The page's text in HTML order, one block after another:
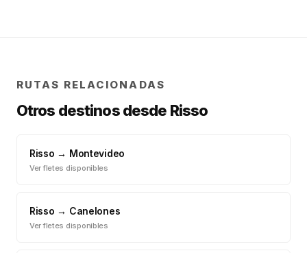
RUTAS RELACIONADAS
Otros destinos desde Risso
Risso → Montevideo
Ver fletes disponibles
Risso → Canelones
Ver fletes disponibles